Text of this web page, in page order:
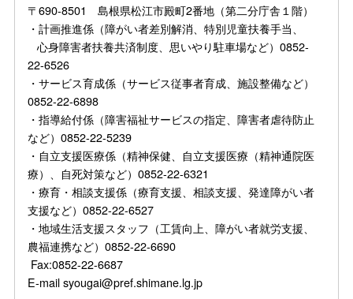
〒690-8501 島根県松江市殿町2番地（第二分庁舎１階）
・計画推進係（障がい者差別解消、特別児童扶養手当、
心身障害者扶養共済制度、思いやり駐車場など）0852-
22-6526
・サービス育成係（サービス従事者育成、施設整備など）
0852-22-6898
・指導給付係（障害福祉サービスの指定、障害者虐待防止
など）0852-22-5239
・自立支援医療係（精神保健、自立支援医療（精神通院医
療）、自死対策など）0852-22-6321
・療育・相談支援係（療育支援、相談支援、発達障がい者
支援など）0852-22-6527
・地域生活支援スタッフ（工賃向上、障がい者就労支援、
農福連携など）0852-22-6690
Fax:0852-22-6687
E-mail syougai@pref.shimane.lg.jp